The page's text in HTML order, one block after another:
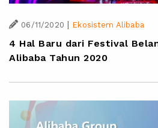
06/11/2020 | Ekosistem Alibaba
4 Hal Baru dari Festival
Alibaba Tahun 2020